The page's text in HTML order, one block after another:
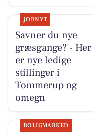
JOBNYT
Savner du nye
græsgange? - Her
er nye ledige
stillinger i
Tommerup og
omegn
BOLIGMARKED